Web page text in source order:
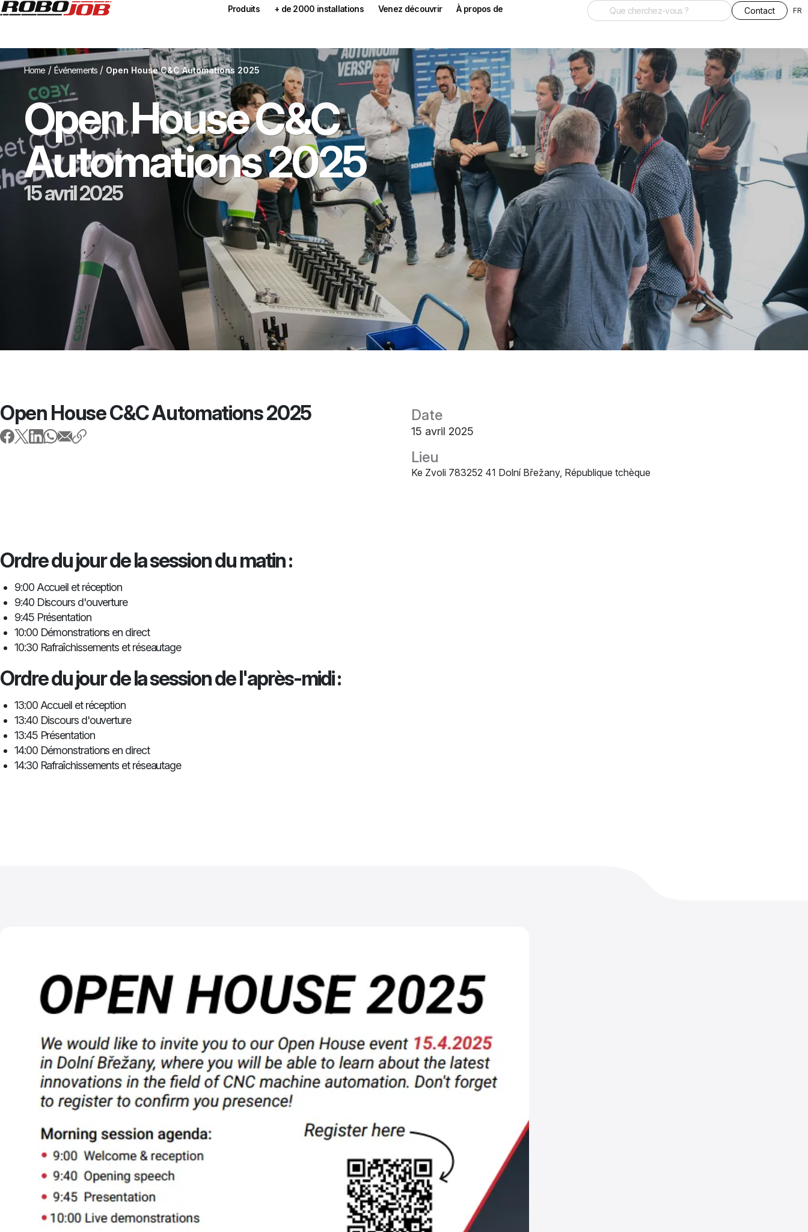
Produits + de 2000 installations Venez découvrir À propos de Contact FR
Home / Événements / Open House C&C Automations 2025
Open House C&C
Automations 2025
15 avril 2025
Open House C&C Automations 2025 Date
15 avril 2025
Lieu
Ke Zvoli 783252 41 Dolní Břežany, République tchèque
Ordre du jour de la session du matin :
9:00 Accueil et réception
9:40 Discours d'ouverture
9:45 Présentation
10:00 Démonstrations en direct
10:30 Rafraîchissements et réseautage
Ordre du jour de la session de l'après-midi :
13:00 Accueil et réception
13:40 Discours d'ouverture
13:45 Présentation
14:00 Démonstrations en direct
14:30 Rafraîchissements et réseautage